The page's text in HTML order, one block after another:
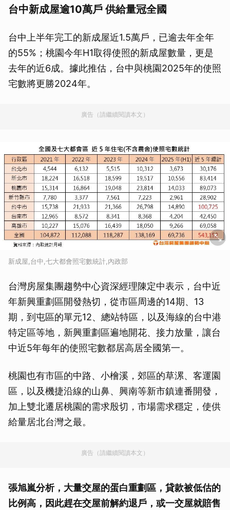
台中新成屋逾10萬戶 供給量冠全國
台中上半年完工的新成屋近1.5萬戶，已逾去年全年
的55%；桃園今年H1取得使照的新成屋數量，更是
去年的近6成。據此推估，台中與桃園2025年的使照
宅數將更勝2024年。
廣告（請繼續閱讀本文）
新成屋,台中,七大都會照宅數統計,內政部
台灣房屋集團趨勢中心資深經理陳定中表示，台中近
年新興重劃區開發熱切，從市區周邊的14期、13
期，到屯區的單元12、總站特區，以及海線的台中港
特定區等地，新興重劃區遍地開花、接力放量，讓台
中近5年每年的使照宅數都居高居全國第一。
桃園也有市區的中路、小檜溪，郊區的草漯、客運園
區，以及機捷沿線的山鼻、興南等新市鎮連番開發，
加上雙北遷居桃園的需求殷切，市場需求穩定，使供
給量居北台灣之最。
廣告（請繼續閱讀本文）
張旭嵐分析，大量交屋的蛋白重劃區，貸款被低估的
比例高，因此趕在交屋前解約退戶，或一交屋就賠售